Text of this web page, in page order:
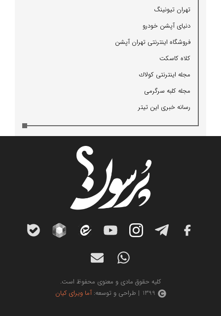
تهران تیونینگ
دنیای آپشن خودرو
فروشگاه اینترنتی تهران آپشن
كلاه كاسكت
مجله اینترنتی كولاك
مجله كلبه سرگرمی
رسانه خبری این تیتر
کلیه حقوق مادی و معنوی محفوظ است.
1399 | طراحی و توسعه:
آما ویرای کیان